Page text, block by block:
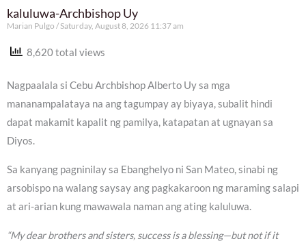
kaluluwa-Archbishop Uy
Marian Pulgo Saturday, August 8, 2026 11:37 am
8,620 total views
Nagpaalala si Cebu Archbishop Alberto Uy sa mga
mananampalataya na ang tagumpay ay biyaya, subalit hindi
dapat makamit kapalit ng pamilya, katapatan at ugnayan sa
Diyos.
Sa kanyang pagninilay sa Ebanghelyo ni San Mateo, sinabi ng
arsobispo na walang saysay ang pagkakaroon ng maraming salapi
at ari-arian kung mawawala naman ang ating kaluluwa.
“My dear brothers and sisters, success is a blessing—but not if it